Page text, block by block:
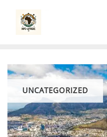
content
UNCATEGORIZED